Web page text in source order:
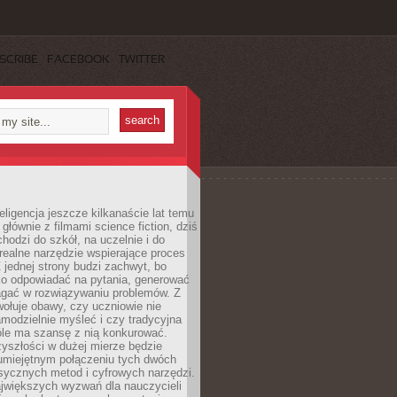
FACEBOOK TWITTER
jeszcze kilkanaście lat temu
głównie z filmami science fiction, dziś
do szkół, na uczelnie i do
narzędzie wspierające proces
jednej strony budzi zachwyt, bo
odpowiadać na pytania, generować
w rozwiązywaniu problemów. Z
obawy, czy uczniowie nie
myśleć i czy tradycyjna
ma szansę z nią konkurować.
w dużej mierze będzie
połączeniu tych dwóch
metod i cyfrowych narzędzi.
wyzwań dla nauczycieli